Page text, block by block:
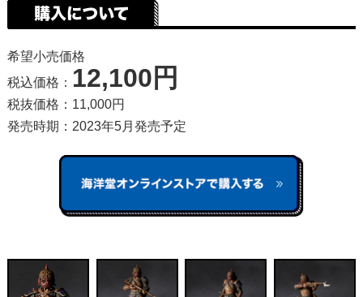
希望小売価格
税込価格： 12,100円
税抜価格：11,000円
発売時期：2023年5月発売予定